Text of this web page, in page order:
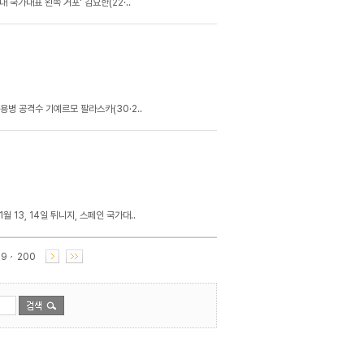
국가대표 왼쪽 거포' 김요한(22·..
병 공격수 기예르모 팔라스카(30·2..
13, 14일 튀니지, 스페인 국가대..
200